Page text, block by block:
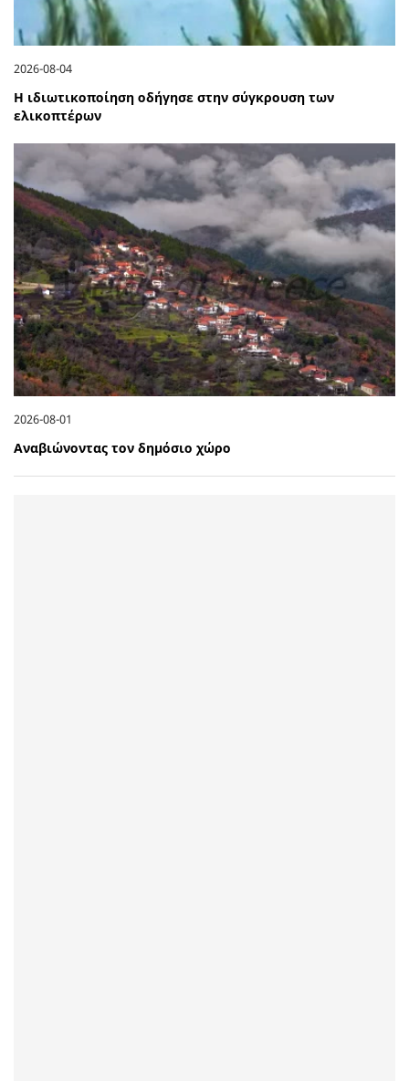
2026-08-04
Η ιδιωτικοποίηση οδήγησε στην σύγκρουση των
ελικοπτέρων
2026-08-01
Αναβιώνοντας τον δημόσιο χώρο